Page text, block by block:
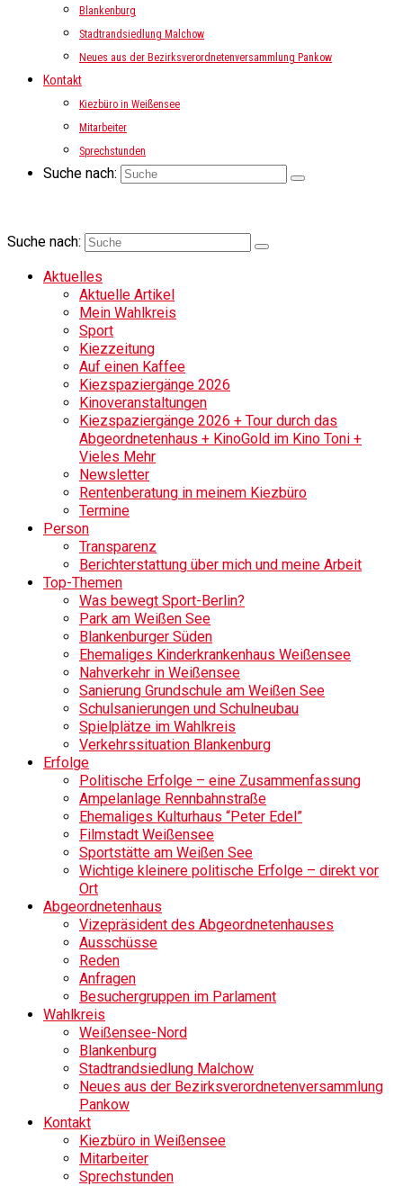
Blankenburg
Stadtrandsiedlung Malchow
Neues aus der Bezirksverordnetenversammlung Pankow
Kontakt
Kiezbüro in Weißensee
Mitarbeiter
Sprechstunden
Suche nach:
Suche nach:
Aktuelles
Aktuelle Artikel
Mein Wahlkreis
Sport
Kiezzeitung
Auf einen Kaffee
Kiezspaziergänge 2026
Kinoveranstaltungen
Kiezspaziergänge 2026 + Tour durch das
Abgeordnetenhaus + KinoGold im Kino Toni +
Vieles Mehr
Newsletter
Rentenberatung in meinem Kiezbüro
Termine
Person
Transparenz
Berichterstattung über mich und meine Arbeit
Top-Themen
Was bewegt Sport-Berlin?
Park am Weißen See
Blankenburger Süden
Ehemaliges Kinderkrankenhaus Weißensee
Nahverkehr in Weißensee
Sanierung Grundschule am Weißen See
Schulsanierungen und Schulneubau
Spielplätze im Wahlkreis
Verkehrssituation Blankenburg
Erfolge
Politische Erfolge – eine Zusammenfassung
Ampelanlage Rennbahnstraße
Ehemaliges Kulturhaus “Peter Edel”
Filmstadt Weißensee
Sportstätte am Weißen See
Wichtige kleinere politische Erfolge – direkt vor
Ort
Abgeordnetenhaus
Vizepräsident des Abgeordnetenhauses
Ausschüsse
Reden
Anfragen
Besuchergruppen im Parlament
Wahlkreis
Weißensee-Nord
Blankenburg
Stadtrandsiedlung Malchow
Neues aus der Bezirksverordnetenversammlung
Pankow
Kontakt
Kiezbüro in Weißensee
Mitarbeiter
Sprechstunden